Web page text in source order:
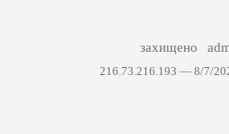
захищено
216.73.216.193 — 8/7/